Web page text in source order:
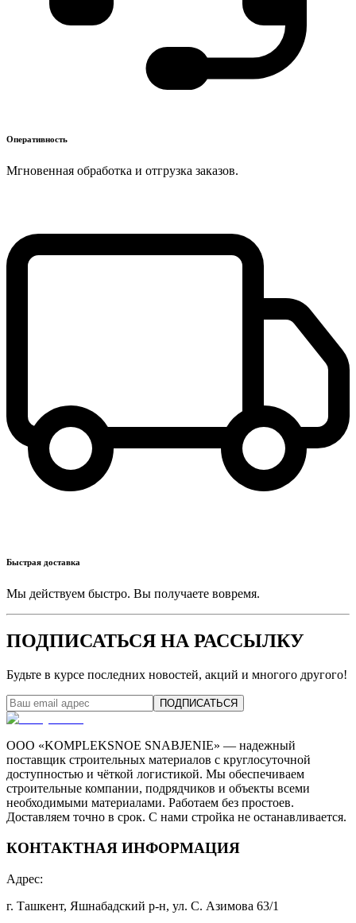
Оперативность
Мгновенная обработка и отгрузка заказов.
Быстрая доставка
Мы действуем быстро. Вы получаете вовремя.
ПОДПИСАТЬСЯ НА РАССЫЛКУ
Будьте в курсе последних новостей, акций и многого другого!
ПОДПИСАТЬСЯ
ООО «KOMPLEKSNOE SNABJENIE» — надежный
поставщик строительных материалов с круглосуточной
доступностью и чёткой логистикой. Мы обеспечиваем
строительные компании, подрядчиков и объекты всеми
необходимыми материалами. Работаем без простоев.
Доставляем точно в срок. С нами стройка не останавливается.
КОНТАКТНАЯ ИНФОРМАЦИЯ
Адрес:
г. Ташкент, Яшнабадский р-н, ул. С. Азимова 63/1